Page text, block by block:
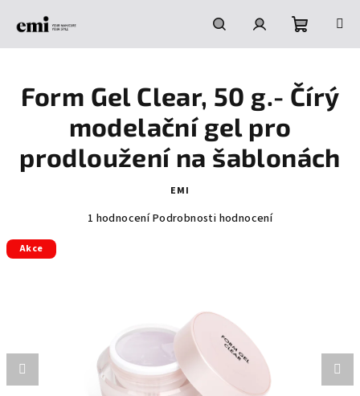
HledatPřihlášeníNákupní
košík
Form Gel Clear, 50 g.- Čírý
modelační gel pro
prodloužení na šablonách
EMI
Průměrné
hvězdiček.
1 hodnoceníPodrobnosti hodnocení
Akce